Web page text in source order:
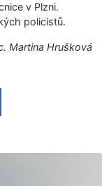
v Plzni.
policistů.
Martina Hrušková